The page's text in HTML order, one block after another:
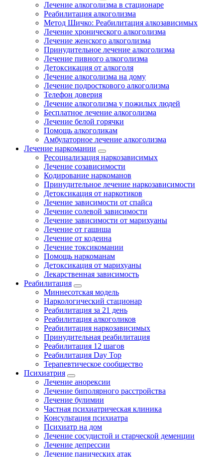
Лечение алкоголизма в стационаре
Реабилитация алкоголизма
Метод Шичко: Реабилитация алкозависимых
Лечение хронического алкоголизма
Лечение женского алкоголизма
Принудительное лечение алкоголизма
Лечение пивного алкоголизма
Детоксикация от алкоголя
Лечение алкоголизма на дому
Лечение подросткового алкоголизма
Телефон доверия
Лечение алкоголизма у пожилых людей
Бесплатное лечение алкоголизма
Лечение белой горячки
Помощь алкоголикам
Амбулаторное лечение алкоголизма
Лечение наркомании
Ресоциализация наркозависимых
Лечение созависимости
Кодирование наркоманов
Принудительное лечение наркозависимости
Детоксикация от наркотиков
Лечение зависимости от спайса
Лечение солевой зависимости
Лечение зависимости от марихуаны
Лечение от гашиша
Лечение от кодеина
Лечение токсикомании
Помощь наркоманам
Детоксикация от марихуаны
Лекарственная зависимость
Реабилитация
Миннесотская модель
Наркологический стационар
Реабилитация за 21 день
Реабилитация алкоголиков
Реабилитация наркозависимых
Принудительная реабилитация
Реабилитация 12 шагов
Реабилитация Day Top
Терапевтическое сообщество
Психиатрия
Лечение анорексии
Лечение биполярного расстройства
Лечение булимии
Частная психиатрическая клиника
Консультация психиатра
Психиатр на дом
Лечение сосудистой и старческой деменции
Лечение депрессии
Лечение панических атак